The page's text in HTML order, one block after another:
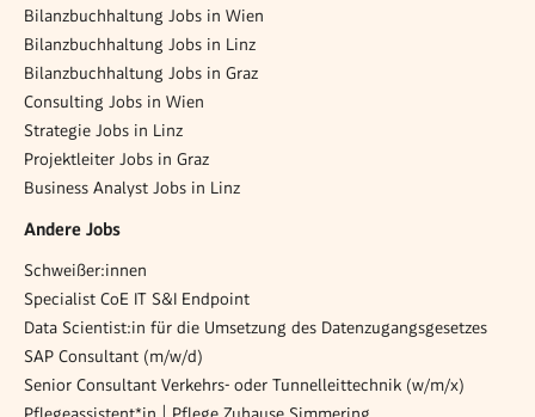
Bilanzbuchhaltung Jobs in Wien
Bilanzbuchhaltung Jobs in Linz
Bilanzbuchhaltung Jobs in Graz
Consulting Jobs in Wien
Strategie Jobs in Linz
Projektleiter Jobs in Graz
Business Analyst Jobs in Linz
Andere Jobs
Schweißer:innen
Specialist CoE IT S&I Endpoint
Data Scientist:in für die Umsetzung des Datenzugangsgesetzes
SAP Consultant (m/w/d)
Senior Consultant Verkehrs- oder Tunnelleittechnik (w/m/x)